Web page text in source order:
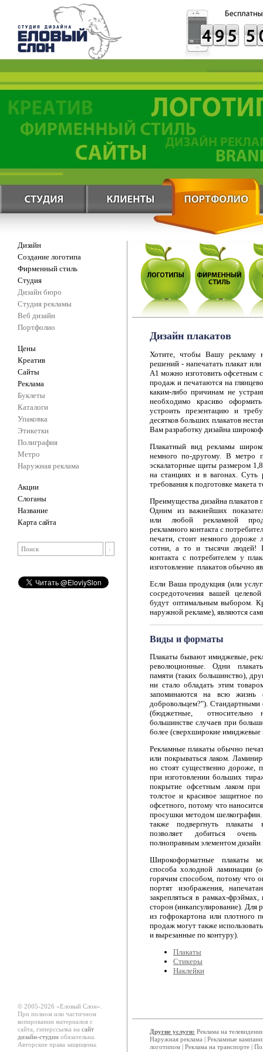
Дизайн
Создание логотипа
Фирменный стиль
Студия
Дизайн бюро
Студия рекламы
Веб дизайн
Портфолио
Цены
Креатив
Сайты
Реклама
Буклеты
Каталоги
Упаковка
Этикетки
Полиграфия
Метро
Наружная реклама
Акции
Слоганы
Название
Карта сайта
Дизайн плакатов
Хотите, чтобы Вашу рекламу
решений - напечатать плакат
А1 можно изготовить офсетным
продаж и печатаются на
каким-либо причинам не
необходимо красиво
устроить презентацию и
десятков больших плакатов
Вам разработку дизайна
Плакатный вид рекламы
немного по-другому. В метро
эскалаторные щиты размером
на станциях и в вагонах. Суть
требования к подготовке макета
Преимущества дизайна
Одним из важнейших
или любой рекламной
рекламного контакта с
печати, стоит немного дороже
сотни, а то и тысячи людей!
контакта с потребителем у
изготовление плакатов обычно
Если Ваша продукция (или
сосредоточения вашей
будут оптимальным выбором.
наружной рекламе), являются
Виды и форматы
Плакаты бывают имиджевые,
революционные. Одни
памяти (таких большинство),
ни стало обладать этим
запоминаются на всю жизнь
добровольцем?").
(бюджетные, относительно
большинстве случаев при
более (сверхширокие имиджевые
Рекламные плакаты обычно
или покрываться лаком.
но стоят существенно дороже,
при изготовлении больших
покрытие офсетным лаком при
толстое и красивое защитное
офсетного, потому что
просушки методом
также подвергнуть плакаты
позволяет добиться
полноправным элементом дизайн
Широкоформатные плакаты
способа холодной ламинации
горячим способом, потому что
портят изображения,
закрепляться в рамках-
сторон (инкапсулирование). Для
из гофрокартона или плотного
продаж могут также
и вырезанные по контуру).
Плакаты
Стикеры
Наклейки
© 2005-2026 «Еловый Cлон».
При полном или частичном
копировании материалов с
сайта, гиперссылка на сайт
дизайн-студии обязательна.
Авторские права защищены.
Другие услуги: Реклама на
Наружная реклама | Рекламные
логотипом | Реклама на транспорте |